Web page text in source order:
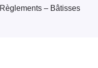
Règlements – Bâtisses